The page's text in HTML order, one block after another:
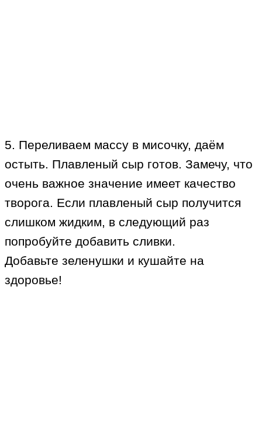
5. Переливаем массу в мисочку, даём
остыть. Плавленый сыр готов. Замечу, что
очень важное значение имеет качество
творога. Если плавленый сыр получится
слишком жидким, в следующий раз
попробуйте добавить сливки.
Добавьте зеленушки и кушайте на
здоровье!